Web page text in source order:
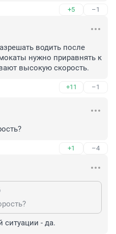
+5 –1
водить после
нужно приравнять к
высокую скорость.
+11 –1
+1 –4
ситуации - да.